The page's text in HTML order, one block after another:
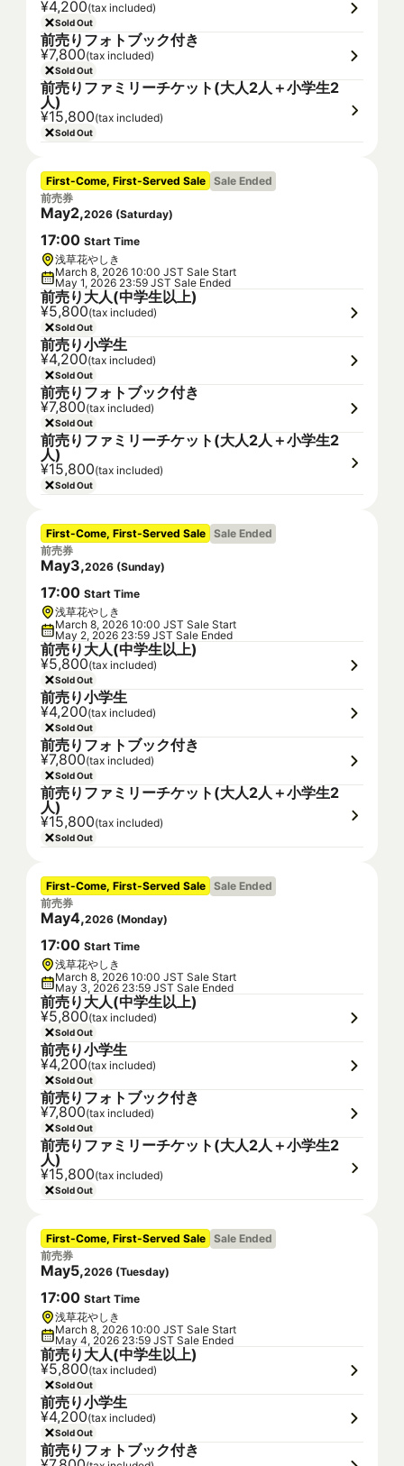
¥4,200(tax included)
Sold Out
前売りフォトブック付き
¥7,800(tax included)
Sold Out
前売りファミリーチケット(大人2人＋小学生2
人)
¥15,800(tax included)
Sold Out
First-Come, First-Served Sale Sale Ended
前売券
May2,2026 (Saturday)
17:00 Start Time
浅草花やしき
March 8, 2026 10:00 JST Sale Start
May 1, 2026 23:59 JST Sale Ended
前売り大人(中学生以上)
¥5,800(tax included)
Sold Out
前売り小学生
¥4,200(tax included)
Sold Out
前売りフォトブック付き
¥7,800(tax included)
Sold Out
前売りファミリーチケット(大人2人＋小学生2
人)
¥15,800(tax included)
Sold Out
First-Come, First-Served Sale Sale Ended
前売券
May3,2026 (Sunday)
17:00 Start Time
浅草花やしき
March 8, 2026 10:00 JST Sale Start
May 2, 2026 23:59 JST Sale Ended
前売り大人(中学生以上)
¥5,800(tax included)
Sold Out
前売り小学生
¥4,200(tax included)
Sold Out
前売りフォトブック付き
¥7,800(tax included)
Sold Out
前売りファミリーチケット(大人2人＋小学生2
人)
¥15,800(tax included)
Sold Out
First-Come, First-Served Sale Sale Ended
前売券
May4,2026 (Monday)
17:00 Start Time
浅草花やしき
March 8, 2026 10:00 JST Sale Start
May 3, 2026 23:59 JST Sale Ended
前売り大人(中学生以上)
¥5,800(tax included)
Sold Out
前売り小学生
¥4,200(tax included)
Sold Out
前売りフォトブック付き
¥7,800(tax included)
Sold Out
前売りファミリーチケット(大人2人＋小学生2
人)
¥15,800(tax included)
Sold Out
First-Come, First-Served Sale Sale Ended
前売券
May5,2026 (Tuesday)
17:00 Start Time
浅草花やしき
March 8, 2026 10:00 JST Sale Start
May 4, 2026 23:59 JST Sale Ended
前売り大人(中学生以上)
¥5,800(tax included)
Sold Out
前売り小学生
¥4,200(tax included)
Sold Out
前売りフォトブック付き